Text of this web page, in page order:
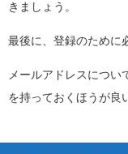
きましょう。
最後に、登録のために
メールアドレスについ
を持っておくほうが良